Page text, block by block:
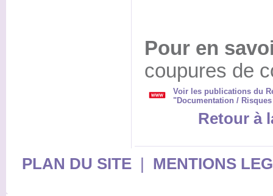
Pour en
coupures de
Voir les publications du
"Documentation /
Retour à
PLAN DU SITE| MENTIONS